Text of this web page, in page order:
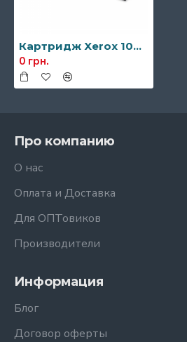
Картридж Xerox 108R00909
0 грн.
Про компанию
О нас
Оплата и Доставка
Для ОПТовиков
Производители
Информация
Блог
Договор оферты